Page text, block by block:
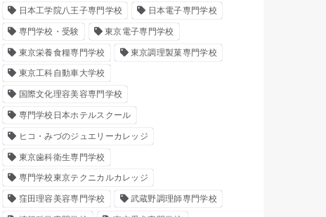
日本工学院八王子専門学校 日本電子専門学校
専門学校・受験 東京電子専門学校
東京栄養食糧専門学校 東京調理製菓専門学校
東京工科自動車大学校
国際文化理容美容専門学校
専門学校日本ホテルスクール
ヒコ・みづのジュエリーカレッジ
東京歯科衛生専門学校
専門学校東京テクニカルカレッジ
窪田理容美容専門学校 武蔵野調理師専門学校